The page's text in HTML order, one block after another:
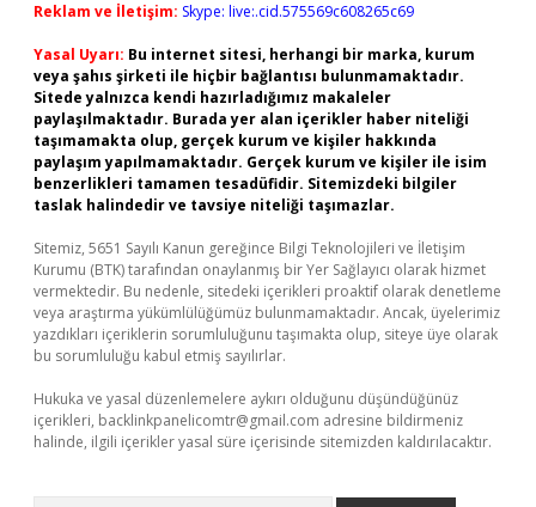
Reklam ve İletişim: Skype: live:.cid.575569c608265c69
Yasal Uyarı: Bu internet sitesi, herhangi bir marka, kurum
veya şahıs şirketi ile hiçbir bağlantısı bulunmamaktadır.
Sitede yalnızca kendi hazırladığımız makaleler
paylaşılmaktadır. Burada yer alan içerikler haber niteliği
taşımamakta olup, gerçek kurum ve kişiler hakkında
paylaşım yapılmamaktadır. Gerçek kurum ve kişiler ile isim
benzerlikleri tamamen tesadüfidir. Sitemizdeki bilgiler
taslak halindedir ve tavsiye niteliği taşımazlar.
Sitemiz, 5651 Sayılı Kanun gereğince Bilgi Teknolojileri ve İletişim
Kurumu (BTK) tarafından onaylanmış bir Yer Sağlayıcı olarak hizmet
vermektedir. Bu nedenle, sitedeki içerikleri proaktif olarak denetleme
veya araştırma yükümlülüğümüz bulunmamaktadır. Ancak, üyelerimiz
yazdıkları içeriklerin sorumluluğunu taşımakta olup, siteye üye olarak
bu sorumluluğu kabul etmiş sayılırlar.
Hukuka ve yasal düzenlemelere aykırı olduğunu düşündüğünüz
içerikleri, backlinkpanelicomtr@gmail.com adresine bildirmeniz
halinde, ilgili içerikler yasal süre içerisinde sitemizden kaldırılacaktır.